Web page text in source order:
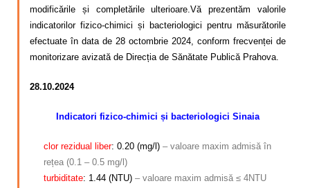
modificările și completările ulterioare.Vă prezentăm valorile
indicatorilor fizico-chimici și bacteriologici pentru măsurătorile
efectuate în data de 28 octombrie 2024, conform frecvenței de
monitorizare avizată de Direcția de Sănătate Publică Prahova.
28.10.2024
Indicatori fizico-chimici și bacteriologici Sinaia
clor rezidual liber: 0.20 (mg/l) – valoare maxim admisă în
rețea (0.1 – 0.5 mg/l)
turbiditate: 1.44 (NTU) – valoare maxim admisă ≤ 4NTU